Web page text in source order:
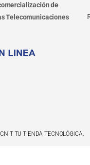
de
Telecomunicaciones
TU TIENDA TECNOLÓGICA.